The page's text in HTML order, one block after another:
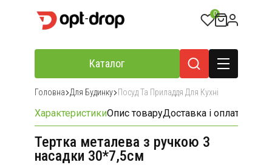
0
Каталог
Головна Для Будинку Посуд Та Приладдя Для Кухні
ХарактеристикиОпис товаруДоставка і оплата
Тертка металева з ручкою 3
насадки 30*7,5см